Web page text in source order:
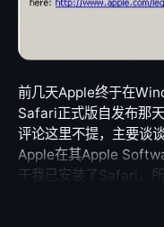
前几天Apple终于在
Safari正式版自发布那
评论这里不提，主要谈
Apple在其Apple
于我已安装了Safari，